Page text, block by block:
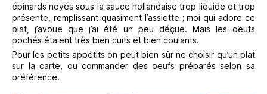
épinards noyés sous la sauce hollandaise trop liquide et trop
présente, remplissant quasiment l’assiette ; moi qui adore ce
plat, j’avoue que j’ai été un peu déçue. Mais les oeufs
pochés étaient très bien cuits et bien coulants.
Pour les petits appétits on peut bien sûr ne choisir qu’un plat
sur la carte, ou commander des oeufs préparés selon sa
préférence.